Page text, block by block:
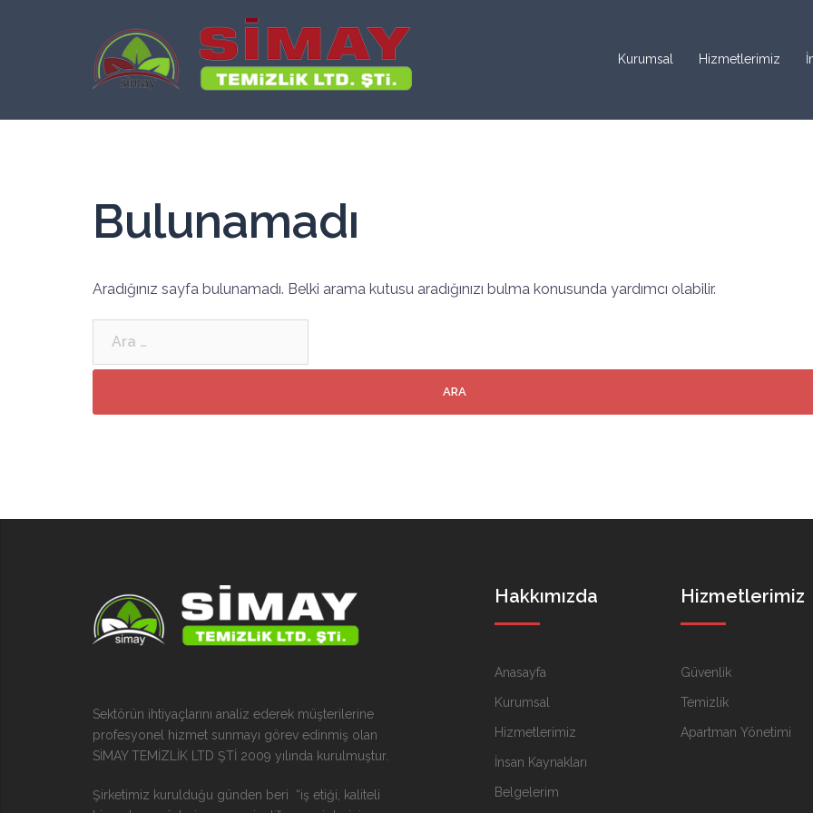
Kurumsal Hizmetlerimiz
Bulunamadı
Aradığınız sayfa bulunamadı. Belki arama kutusu aradığınızı bulma konusunda yardımcı olabilir.
Sektörün ihtiyaçlarını analiz ederek müşterilerine
profesyonel hizmet sunmayı görev edinmiş olan
SİMAY TEMİZLİK LTD ŞTİ 2009 yılında kurulmuştur.
Şirketimiz kurulduğu günden beri “iş etiği, kaliteli
Hakkımızda
Anasayfa
Kurumsal
Hizmetlerimiz
İnsan Kaynakları
Belgelerim
Hizmetlerimiz
Güvenlik
Temizlik
Apartman Yönetimi